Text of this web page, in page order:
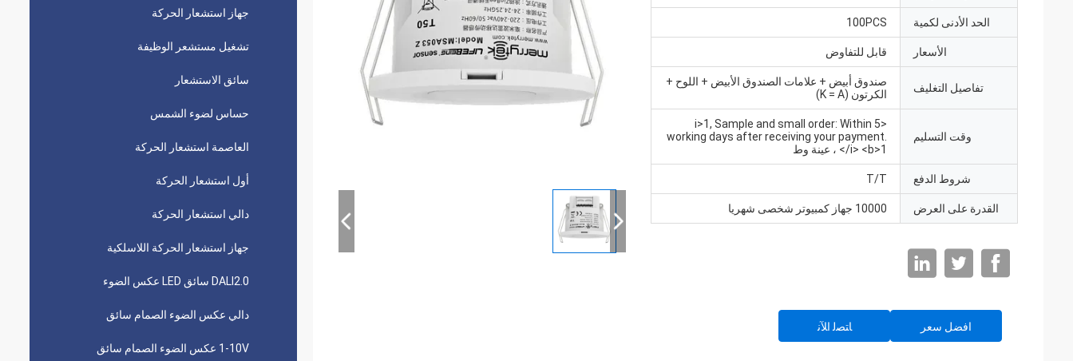
جهاز استشعار الحركة
تشغيل مستشعر الوظيفة
سائق الاستشعار
حساس لضوء الشمس
العاصمة استشعار الحركة
أول استشعار الحركة
دالي استشعار الحركة
جهاز استشعار الحركة اللاسلكية
DALI2.0 سائق LED عكس الضوء
دالي عكس الضوء الصمام سائق
1-10V عكس الضوء الصمام سائق
الحد الأدنى لكمية 100PCS
الأسعار قابل للتفاوض
تفاصيل التغليف
صندوق أبيض + علامات الصندوق الأبيض + اللوح +
الكرتون (K = A)
وقت التسليم
<i>1, Sample and small order: Within 5
working days after receiving your payment.
</i> <b>1 ، عينة وط
شروط الدفع T/T
القدرة على العرض 10000 جهاز كمبيوتر شخصى شهريا
افضل سعر ﺎﺘﺼﻟ ﺍﻶﻧ